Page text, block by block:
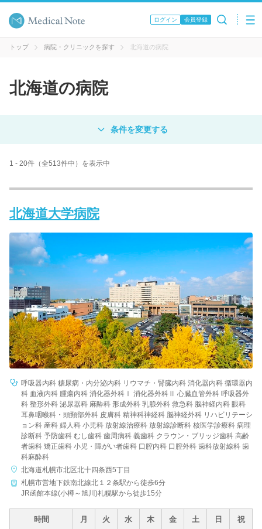
ログイン 会員登録
トップ 病院・クリニックを探す 北海道の病院
北海道の病院
病院 クリニック
病名 / 診療科目
病院名
条件を変更する
1 - 20件（全513件中）を表示中
北海道大学病院
呼吸器内科 糖尿病・内分泌内科 リウマチ・腎臓内科 消化器内科 循環器内
科 血液内科 腫瘍内科 消化器外科Ⅰ 消化器外科Ⅱ 心臓血管外科 呼吸器外
科 整形外科 泌尿器科 麻酔科 形成外科 乳腺外科 救急科 脳神経内科 眼科
耳鼻咽喉科・頭頸部外科 皮膚科 精神科神経科 脳神経外科 リハビリテーシ
ョン科 産科 婦人科 小児科 放射線治療科 放射線診断科 核医学診療科 病理
診断科 予防歯科 むし歯科 歯周病科 義歯科 クラウン・ブリッジ歯科 高齢
者歯科 矯正歯科 小児・障がい者歯科 口腔内科 口腔外科 歯科放射線科 歯
科麻酔科
北海道札幌市北区北十四条西5丁目
札幌市営地下鉄南北線北１２条駅から徒歩6分
JR函館本線(小樽～旭川)札幌駅から徒歩15分
時間 月 火 水 木 金 土 日 祝